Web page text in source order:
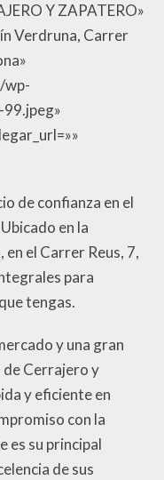
Y ZAPATERO»
Verdruna, Carrer
wp-
de confianza en el
en la
el Carrer Reus, 7,
para
tengas.
y una gran
de Cerrajero y
y eficiente en
con la
es su principal
de sus